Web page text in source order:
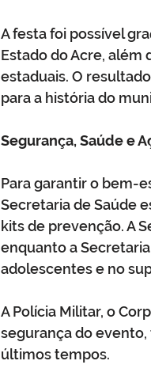
A festa foi possível
Estado do Acre, além
estaduais. O
para a história do
Segurança, Saúde e
Para garantir o bem-
Secretaria de Saúde
kits de prevenção. A
enquanto a
adolescentes e no
A Polícia Militar, o
segurança do evento,
últimos tempos.